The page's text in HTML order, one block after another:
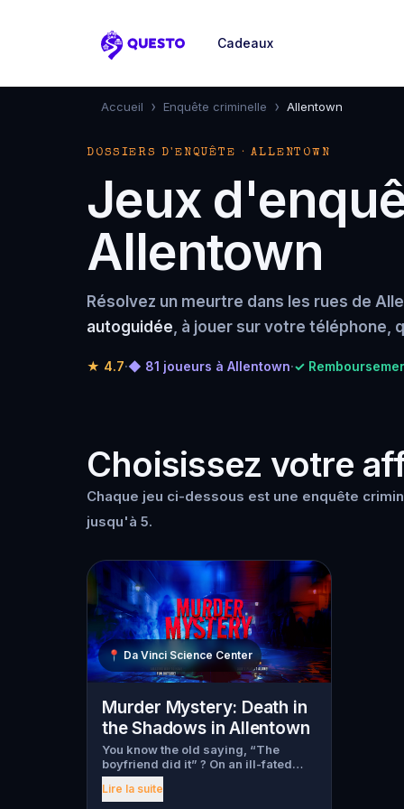
Questo
Cadeaux
Accueil › Enquête criminelle › Allentown
DOSSIERS D'ENQUÊTE · ALLENTOWN
Jeux
Allentown
Résolvez un meurtre dans les rues de
autoguidée, à jouer sur votre téléphone,
★ 4.7·◆ 81 joueurs à Allentown·✓
Choisissez votre
Chaque jeu ci-dessous est une enquête
jusqu'à 5.
📍 Da Vinci Science Center
Murder Mystery: Death in
the Shadows in Allentown
You know the old saying, “The
boyfriend did it” ? On an ill-fated
night, love goes terribly wrong for
Bella Wanderlust and Walter Bridges
Lire la suite